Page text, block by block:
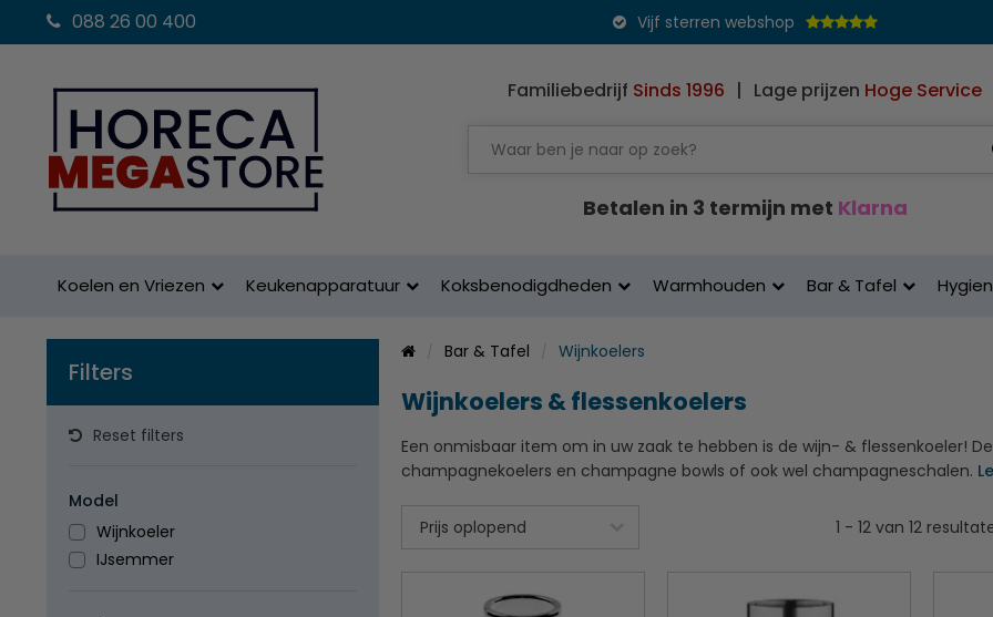
088 26 00 400 Vijf sterren webshop
Familiebedrijf Sinds 1996 | Lage prijzen Hoge Service
Betalen in 3 termijn met Klarna
Koelen en Vriezen Keukenapparatuur Koksbenodigdheden Warmhouden Bar & Tafel
Filters
Reset filters
Model
Wijnkoeler
IJsemmer
Bar & Tafel Wijnkoelers
Wijnkoelers & flessenkoelers
Een onmisbaar item om in uw zaak te hebben is de wijn- & flessenkoeler!
champagnekoelers en champagne bowls of ook wel champagneschalen.
1 -12 van12